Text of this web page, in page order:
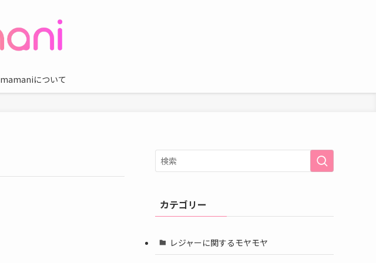
mamaniについて
カテゴリー
レジャーに関するモヤモヤ